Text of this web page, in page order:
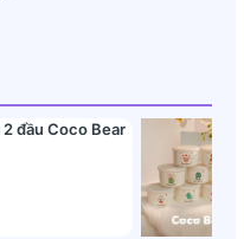
đầu Coco Bear